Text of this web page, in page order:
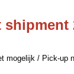
shipment
mogelijk / Pick-up